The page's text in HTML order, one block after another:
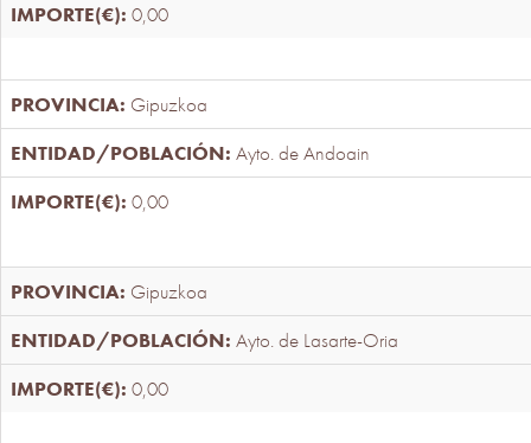
0,00
Gipuzkoa
Ayto. de Andoain
0,00
Gipuzkoa
Ayto. de Lasarte-Oria
0,00